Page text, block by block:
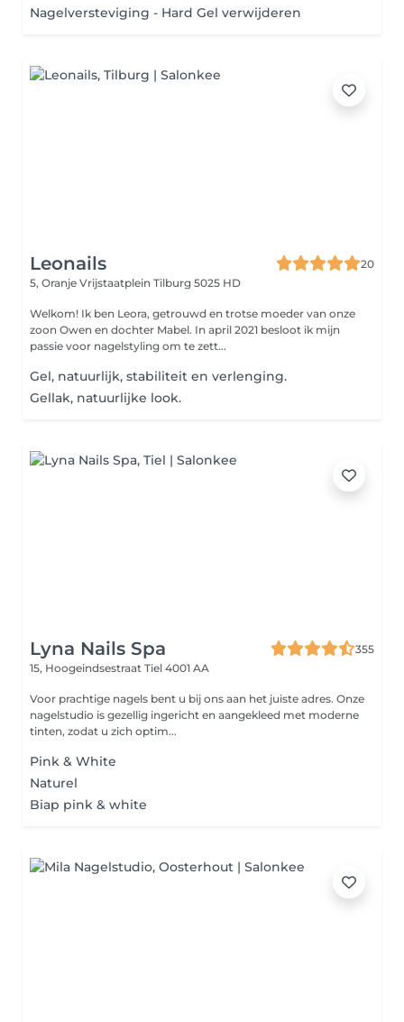
Nagelversteviging - Hard Gel verwijderen
Leonails
20
5, Oranje Vrijstaatplein Tilburg 5025 HD
Welkom! Ik ben Leora, getrouwd en trotse moeder van onze
zoon Owen en dochter Mabel. In april 2021 besloot ik mijn
passie voor nagelstyling om te zett...
Gel, natuurlijk, stabiliteit en verlenging.
Gellak, natuurlijke look.
Lyna Nails Spa
355
15, Hoogeindsestraat Tiel 4001 AA
Voor prachtige nagels bent u bij ons aan het juiste adres. Onze
nagelstudio is gezellig ingericht en aangekleed met moderne
tinten, zodat u zich optim...
Pink & White
Naturel
Biap pink & white